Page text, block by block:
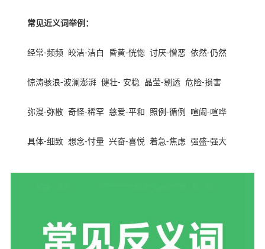
常见近义词举例：
经常-频频 皎洁-洁白 昏黄-恍惚 讨厌-憎恶 依然-仍然
惊涛骇浪-波澜澎湃 健壮- 安稳 晶莹-剔透 危险-损害
弥漫-弥散 奇怪-稀罕 慈爱-平和 照例-循例 喧闹-喧哗
具体-细致 想念-忖量 兴奋-喜悦 着急-焦虑 强盛-强大